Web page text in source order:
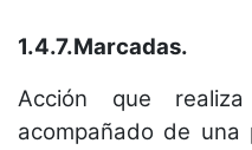
1.4.7.Marcadas.
Acción que
acompañado de una